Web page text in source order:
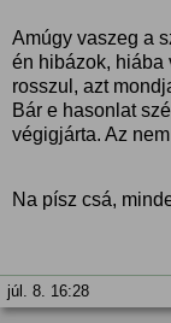
Amúgy vaszeg a
én hibázok, hiába
rosszul, azt
Bár e hasonlat
végigjárta. Az
Na písz csá,
júl. 8. 16:28